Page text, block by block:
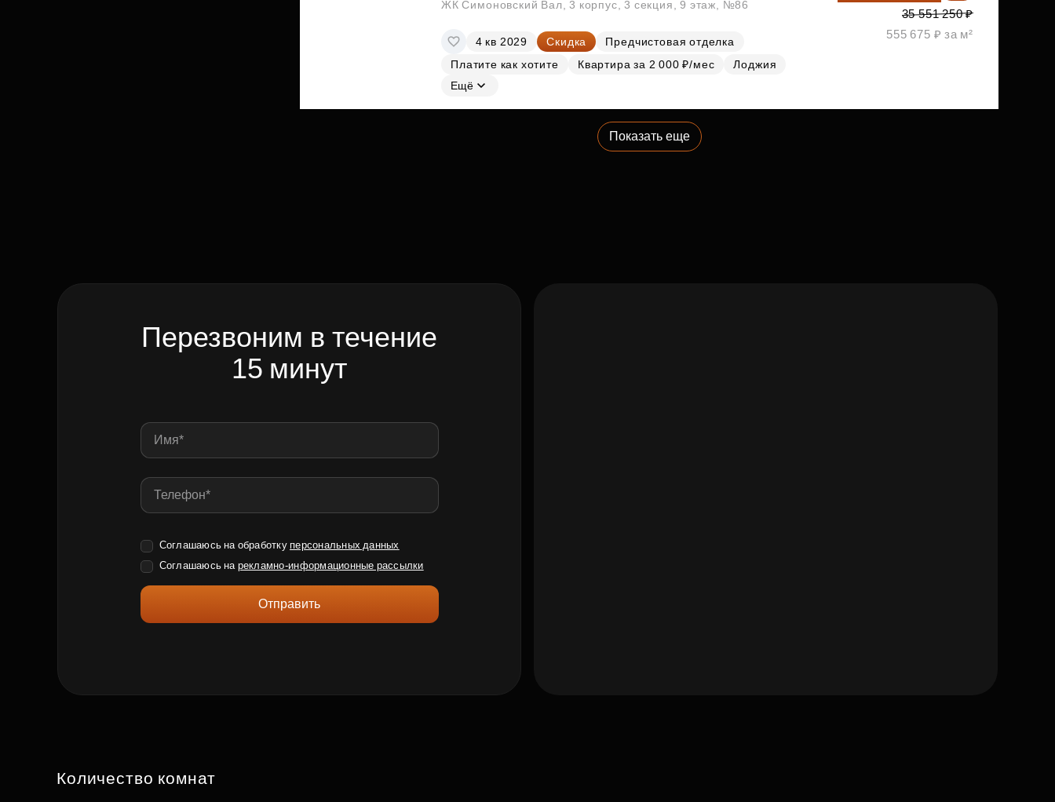
ЖК Симоновский Вал, 3 корпус, 3 секция, 9 этаж, №86
4 кв 2029 Скидка
Предчистовая отделка
Платите как хотите
Квартира за 2 000 ₽/мес
Лоджия
Ещё
35 551 250 ₽
555 675 ₽ за м²
Показать еще
Перезвоним в течение
15 минут
Соглашаюсь на обработку персональных данных
Соглашаюсь на рекламно-информационные рассылки
Отправить
Количество комнат